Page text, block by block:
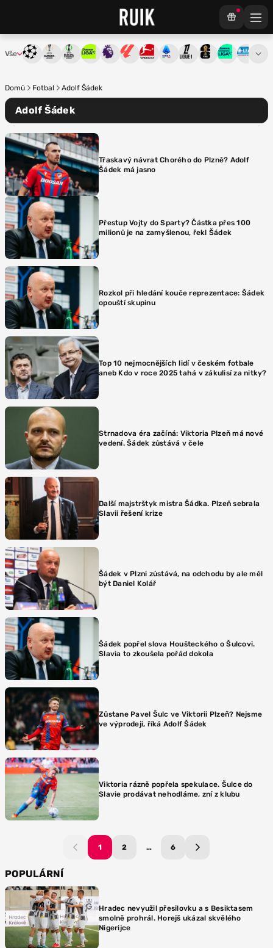
Vše Liga mistrůEvropská liga
Konferenční liga
Chance ligaPremier League
La LigaBundesliga
Serie ALigue 1Mistrovství světa
Chance3. ČFL
Domů Fotbal Adolf Šádek
Adolf Šádek
Třaskavý návrat Chorého do Plzně? Adolf
Šádek má jasno
Přestup Vojty do Sparty? Částka přes 100
milionů je na zamyšlenou, řekl Šádek
Rozkol při hledání kouče reprezentace: Šádek
opouští skupinu
Top 10 nejmocnějších lidí v českém fotbale
aneb Kdo v roce 2025 tahá v zákulisí za nitky?
Strnadova éra začíná: Viktoria Plzeň má nové
vedení. Šádek zůstává v čele
Další majstrštyk mistra Šádka. Plzeň sebrala
Slavii řešení krize
Šádek v Plzni zůstává, na odchodu by ale měl
být Daniel Kolář
Šádek popřel slova Houšteckého o Šulcovi.
Slavia to zkoušela pořád dokola
Zůstane Pavel Šulc ve Viktorii Plzeň? Nejsme
ve výprodeji, říká Adolf Šádek
Viktoria rázně popřela spekulace. Šulce do
Slavie prodávat nehodláme, zní z klubu
1 2 … 6
POPULÁRNÍ
Hradec nevyužil přesilovku a s Besiktasem
smolně prohrál. Horejš ukázal skvělého
Nigerijce